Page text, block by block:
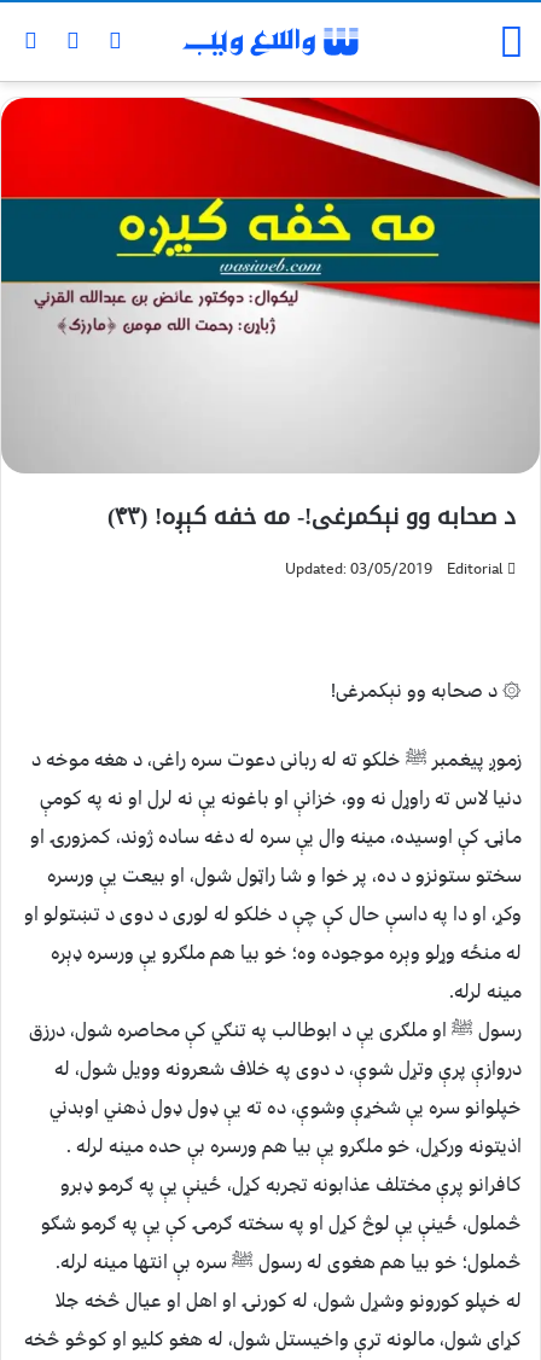
د صحابه وو نېکمرغی!- مه خفه کېږه! (۴۳)
Editorial
Updated: 03/05/2019
۞ د صحابه وو نېکمرغی!
زموږ پیغمبر ﷺ خلکو ته له ربانی دعوت سره راغی، د هغه موخه د
دنیا لاس ته راوړل نه وو، خزانې او باغونه یې نه لرل او نه په کومې
ماڼۍ کې اوسیده، مینه وال یې سره له دغه ساده ژوند، کمزورۍ او
سختو ستونزو د ده، پر خوا و شا راټول شول، او بیعت یې ورسره
وکړ، او دا په داسې حال کې چې د خلکو له لوری د دوی د تښتولو او
له منځه وړلو وېره موجوده وه؛ خو بیا هم ملګرو یې ورسره ډېره
مینه لرله.
رسول ﷺ او ملګری یې د ابوطالب په تنګي کې محاصره شول، درزق
دروازې پرې وتړل شوې، د دوی په خلاف شعرونه وويل شول، له
خپلوانو سره يې شخړې وشوې، ده ته يې ډول ډول ذهني اوبدني
اذيتونه ورکړل، خو ملګرو يې بيا هم ورسره بې حده مينه لرله .
کافرانو پرې مختلف عذابونه تجربه کړل، ځينې يې په ګرمو ډبرو
څملول، ځینې یې لوڅ کړل او په سخته ګرمۍ کې یې په ګرمو شګو
څملول؛ خو بیا هم هغوی له رسول ﷺ سره بې انتها مینه لرله.
له خپلو کورونو وشړل شول، له کورنۍ او اهل او عیال څخه جلا
کړای شول، مالونه ترې واخیستل شول، له هغو کلیو او کوڅو څخه